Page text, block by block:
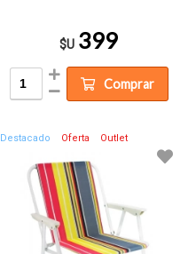
$U 399
Comprar
Destacado Oferta Outlet